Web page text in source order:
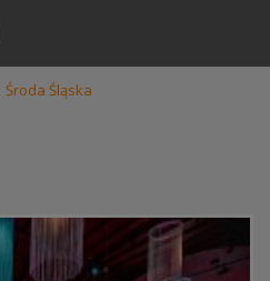
Środa Śląska